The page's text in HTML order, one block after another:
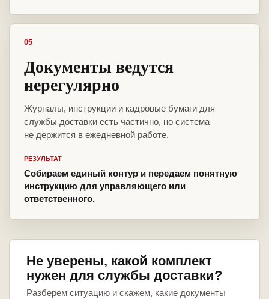
05
Документы ведутся
нерегулярно
Журналы, инструкции и кадровые бумаги для
службы доставки есть частично, но система
не держится в ежедневной работе.
РЕЗУЛЬТАТ
Собираем единый контур и передаем понятную
инструкцию для управляющего или
ответственного.
Не уверены, какой комплект
нужен для службы доставки?
Разберем ситуацию и скажем, какие документы